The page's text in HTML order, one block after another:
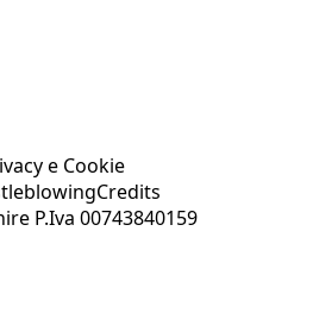
e Cookie
Credits
P.Iva 00743840159